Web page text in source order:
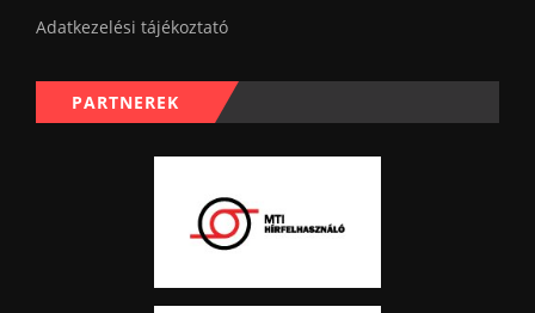
Adatkezelési tájékoztató
PARTNEREK